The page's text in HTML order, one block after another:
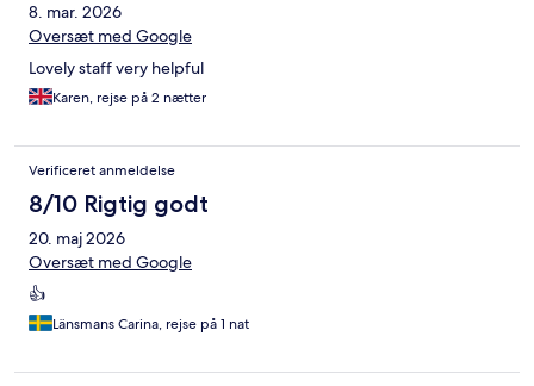
8. mar. 2026
Oversæt med Google
Lovely staff very helpful
Karen, rejse på 2 nætter
Verificeret anmeldelse
8/10 Rigtig godt
20. maj 2026
Oversæt med Google
👍
Länsmans Carina, rejse på 1 nat